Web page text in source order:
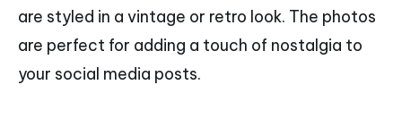
are styled in a vintage or retro look. The photos
are perfect for adding a touch of nostalgia to
your social media posts.